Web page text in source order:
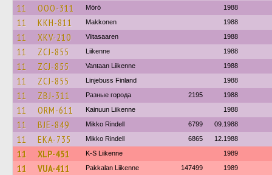
11 OOO-311 Mörö 1988
11 KKH-811 Makkonen 1988
11 XKV-210 Viitasaaren 1988
11 ZCJ-855 Liikenne 1988
11 ZCJ-855 Vantaan Liikenne 1988
11 ZCJ-855 Linjebuss Finland 1988
11 ZBJ-311 Разные города 2195 1988
11 ORM-611 Kainuun Liikenne 1988
11 BJE-849 Mikko Rindell 6799 09.1988
11 EKA-735 Mikko Rindell 6865 12.1988
11 XLP-451 K-S Liikenne 1989
11 VUA-411 Pakkalan Liikenne 147499 1989